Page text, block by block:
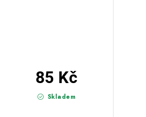
Skladem
85 Kč